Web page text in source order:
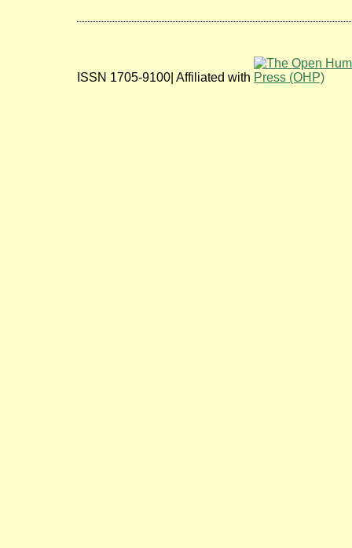
ISSN 1705-9100| Affiliated with